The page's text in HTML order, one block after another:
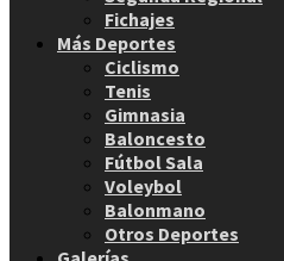
Fichajes
Más Deportes
Ciclismo
Tenis
Gimnasia
Baloncesto
Fútbol Sala
Voleybol
Balonmano
Otros Deportes